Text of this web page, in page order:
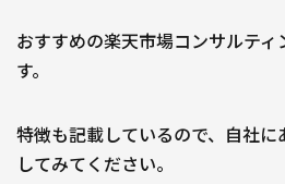
おすすめの楽天市場コンサルテ
す。
特徴も記載しているので、自社
してみてください。